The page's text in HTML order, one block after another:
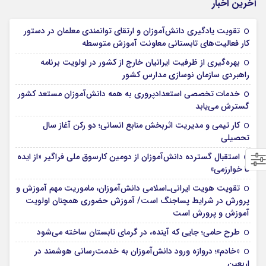
آخرین اخبار
تقویت یادگیری دانش‌آموزان و ارتقای توانمندی معلمان در دستور
کار فعالیت‌های تابستانی معاونت آموزش متوسطه
بهره‌گیری از ظرفیت ایرانیان خارج از کشور در اولویت برنامه
راهبردی سازمان نوسازی مدارس کشور
خدمات تخصصی استعدادپروری به همه دانش‌آموزان مستعد کشور
گسترش می‌یابد
کار تیمی و مدیریت اثربخش منابع انسانی؛ دو رکن آغاز سال
تحصیلی
استقبال گسترده دانش‌آموزان از دومین کارسوق ملی فراگیر «از ایده
تا خوارزمی»
تقویت هویت ایرانی‌ـ‌اسلامی دانش‌آموزان، ماموریت مهم آموزش و
پرورش در شرایط پساجنگ است/ آموزش حضوری همچنان اولویت
آموزش و پرورش است
طرح حامی؛ جایی که آینده، در گرمای تابستان ساخته می‌شود
«خادم»؛ دروازه ورود دانش‌آموزان به خدمت‌رسانی هوشمند در